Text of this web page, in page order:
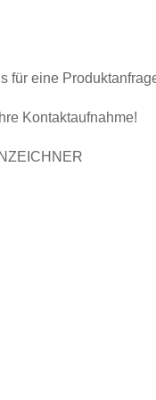
für eine
Kontaktaufnahme!